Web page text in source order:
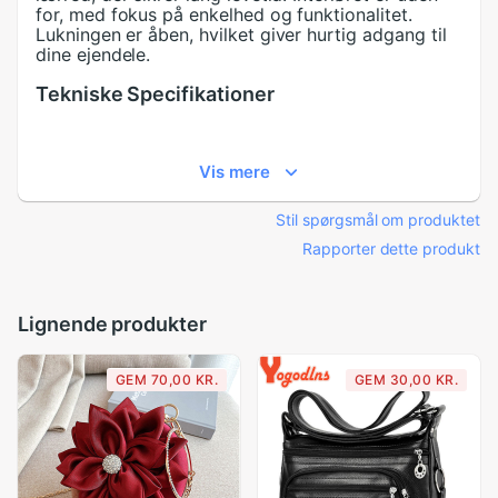
for, med fokus på enkelhed og funktionalitet.
Lukningen er åben, hvilket giver hurtig adgang til
dine ejendele.
Tekniske Specifikationer
Types of bags: Shoulder & Handbags
Main Material: Canvas
Item Type: Handbags
Number of Handles/Straps:
Lining Material: None
Closure Type: Open
Pattern Type:
Plaid
Hardness: Soft
Vis mere
Stil spørgsmål om produktet
Rapporter dette produkt
Lignende produkter
GEM 70,00 KR. GEM 30,00 KR.